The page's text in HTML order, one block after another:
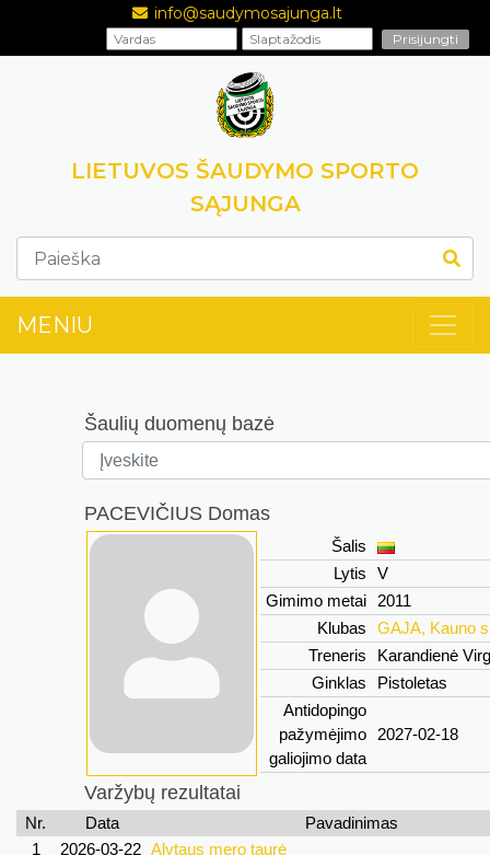
info@saudymosajunga.lt
LIETUVOS ŠAUDYMO SPORTO
SĄJUNGA
MENIU
Šaulių duomenų bazė
PACEVIČIUS Domas
Šalis
Lytis
V
Gimimo metai
2011
Klubas
GAJA, Kauno
Treneris
Karandienė
Ginklas
Pistoletas
Antidopingo
pažymėjimo
galiojimo data
2027-02-18
Varžybų rezultatai
Nr. Data
Pavadinimas
1
2026-03-22 Alytaus mero taurė